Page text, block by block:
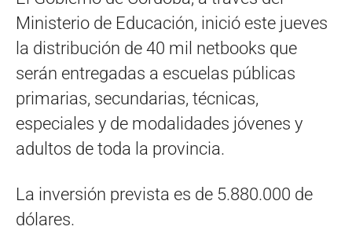
Ministerio de Educación, inició este jueves
la distribución de 40 mil netbooks que
serán entregadas a escuelas públicas
primarias, secundarias, técnicas,
especiales y de modalidades jóvenes y
adultos de toda la provincia.
La inversión prevista es de 5.880.000 de
dólares.